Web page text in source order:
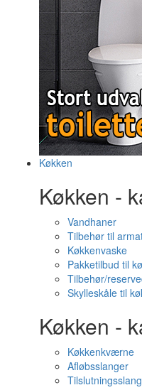
Køkken
Køkken -
Vandhaner
Tilbehør til
Køkkenvaske
Pakketilbud til
Tilbehør/
Skylleskåle til
Køkken -
Køkkenkværne
Afløbsslanger